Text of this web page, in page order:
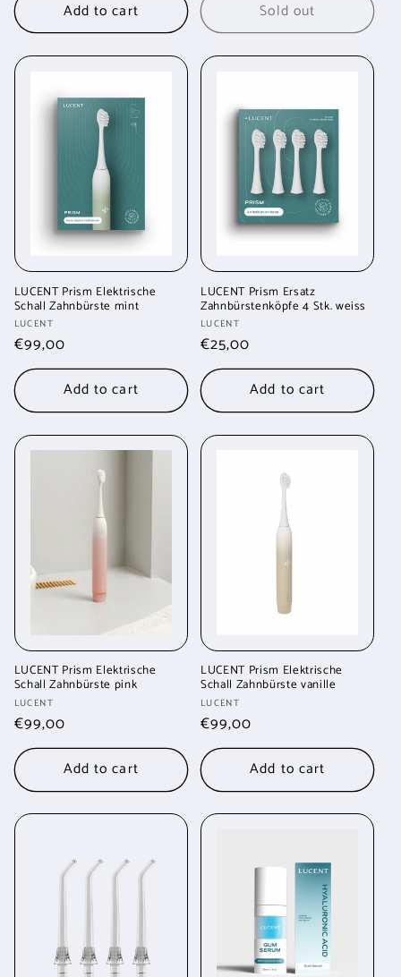
Add to cart Sold out
LUCENT Prism Elektrische
Schall Zahnbürste mint
Vendor:
LUCENT
Regular
price
€99,00
Add to cart
LUCENT Prism Ersatz
Zahnbürstenköpfe 4 Stk. weiss
Vendor:
LUCENT
Regular
price
€25,00
Add to cart
LUCENT Prism Elektrische
Schall Zahnbürste pink
Vendor:
LUCENT
Regular
price
€99,00
Add to cart
LUCENT Prism Elektrische
Schall Zahnbürste vanille
Vendor:
LUCENT
Regular
price
€99,00
Add to cart